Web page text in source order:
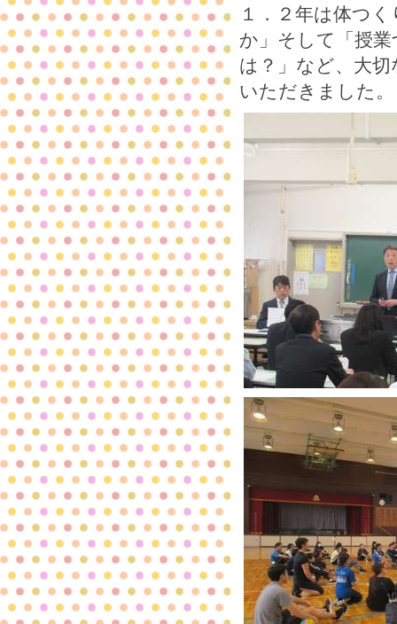
１．２年は体つ
か」そして「授
は？」など、大
いただきました。